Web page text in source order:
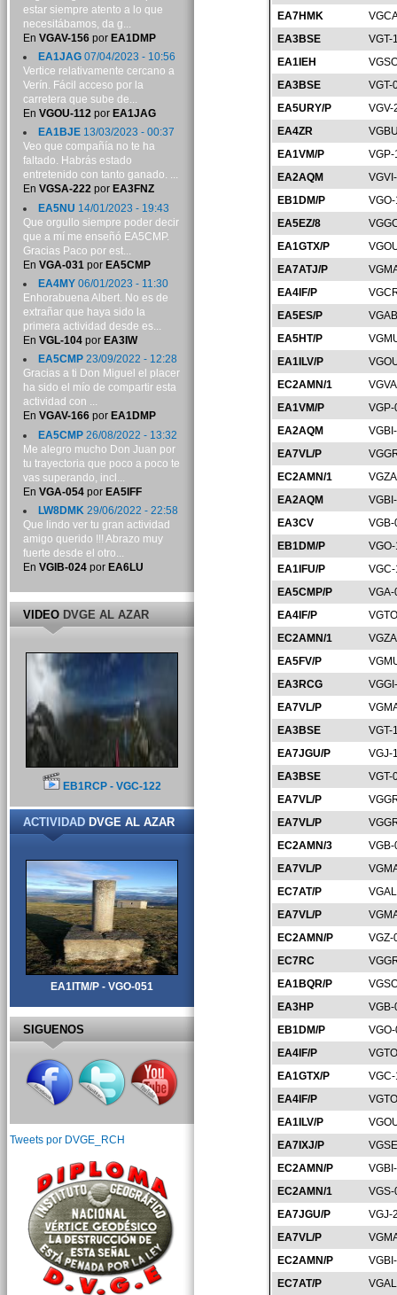
EA7HMK
EA3BSE
VGT-
EA1IEH
EA3BSE
VGT-
EA5URY/P
VGV-
EA4ZR
EA1VM/P
EA2AQM
EB1DM/P
EA5EZ/8
EA1GTX/P
EA7ATJ/P
EA4IF/P
EA5ES/P
EA5HT/P
EA1ILV/P
EC2AMN/1
EA1VM/P
EA2AQM
EA7VL/P
EC2AMN/1
EA2AQM
EA3CV
EB1DM/P
EA1IFU/P
EA5CMP/P
EA4IF/P
EC2AMN/1
EA5FV/P
EA3RCG
EA7VL/P
EA3BSE
VGT-
EA7JGU/P
VGJ-
EA3BSE
VGT-
EA7VL/P
EA7VL/P
EC2AMN/3
EA7VL/P
EC7AT/P
EA7VL/P
EC2AMN/P
VGZ-
EC7RC
EA1BQR/P
EA3HP
EB1DM/P
EA4IF/P
EA1GTX/P
EA4IF/P
EA1ILV/P
EA7IXJ/P
EC2AMN/P
EC2AMN/1
EA7JGU/P
VGJ-
EA7VL/P
EC2AMN/P
EC7AT/P
estar siempre atento a lo que
necesitábamos, da g...
En VGAV-156por EA1DMP
EA1JAG07/04/2023 - 10:56
Vertice relativamente cercano a
Verín. Fácil acceso por la
carretera que sube de...
En VGOU-112por EA1JAG
EA1BJE13/03/2023 - 00:37
Veo que compañía no te ha
faltado. Habrás estado
entretenido con tanto ganado. ...
En VGSA-222por EA3FNZ
EA5NU 14/01/2023 - 19:43
Que orgullo siempre poder decir
que a mí me enseñó EA5CMP.
Gracias Paco por est...
En VGA-031 por EA5CMP
EA4MY06/01/2023 - 11:30
Enhorabuena Albert. No es de
extrañar que haya sido la
primera actividad desde es...
En VGL-104por EA3IW
EA5CMP23/09/2022 - 12:28
Gracias a ti Don Miguel el placer
ha sido el mío de compartir esta
actividad con ...
En VGAV-166por EA1DMP
EA5CMP26/08/2022 - 13:32
Me alegro mucho Don Juan por
tu trayectoria que poco a poco te
vas superando, incl...
En VGA-054por EA5IFF
LW8DMK29/06/2022 - 22:58
Que lindo ver tu gran actividad
amigo querido !!! Abrazo muy
fuerte desde el otro...
En VGIB-024por EA6LU
VIDEODVGE AL AZAR
EB1RCP - VGC-122
ACTIVIDADDVGE AL AZAR
EA1ITM/P - VGO-051
SIGUENOS
Tweets por DVGE_RCH